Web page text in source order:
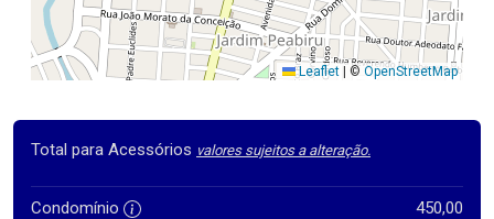
Leaflet © OpenStreetMap
Total para Acessórios valores sujeitos a alteração.
Condomínio
450,00